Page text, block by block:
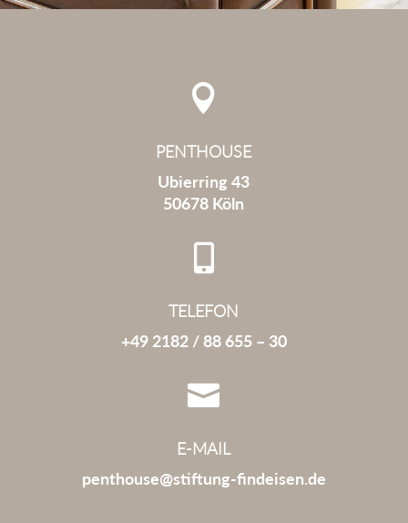

PENTHOUSE
Ubierring 43
50678 Köln

TELEFON
+49 2182 / 88 655 – 30

E-MAIL
penthouse@stiftung-findeisen.de